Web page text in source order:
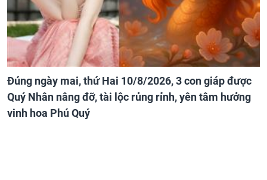
Đúng ngày mai, thứ Hai 10/8/2026, 3 con giáp được
Quý Nhân nâng đỡ, tài lộc rủng rỉnh, yên tâm hưởng
vinh hoa Phú Quý